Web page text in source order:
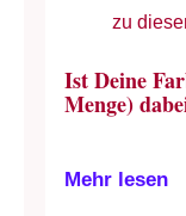
zu
Ist Deine
Menge)
Mehr lesen